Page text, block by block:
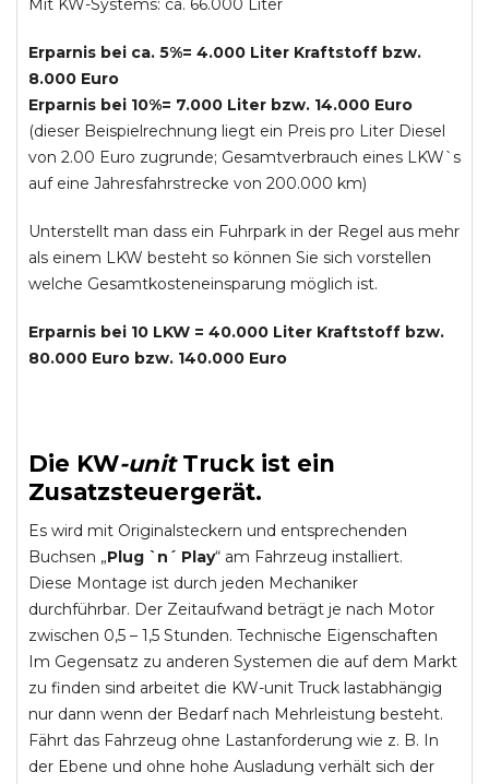
Mit KW-Systems: ca. 66.000 Liter
Erparnis bei ca. 5%= 4.000 Liter Kraftstoff bzw.
8.000 Euro
Erparnis bei 10%= 7.000 Liter bzw. 14.000 Euro
(dieser Beispielrechnung liegt ein Preis pro Liter Diesel
von 2.00 Euro zugrunde; Gesamtverbrauch eines LKW`s
auf eine Jahresfahrstrecke von 200.000 km)
Unterstellt man dass ein Fuhrpark in der Regel aus mehr
als einem LKW besteht so können Sie sich vorstellen
welche Gesamtkosteneinsparung möglich ist.
Erparnis bei 10 LKW = 40.000 Liter Kraftstoff bzw.
80.000 Euro bzw. 140.000 Euro
Die KW-unit Truckist ein
Zusatzsteuergerät.
Es wird mit Originalsteckern und entsprechenden
Buchsen „Plug `n´ Play“ am Fahrzeug installiert.
Diese Montage ist durch jeden Mechaniker
durchführbar. Der Zeitaufwand beträgt je nach Motor
zwischen 0,5 – 1,5 Stunden. Technische Eigenschaften
Im Gegensatz zu anderen Systemen die auf dem Markt
zu finden sind arbeitet die KW-unit Truck lastabhängig
nur dann wenn der Bedarf nach Mehrleistung besteht.
Fährt das Fahrzeug ohne Lastanforderung wie z. B. In
der Ebene und ohne hohe Ausladung verhält sich der